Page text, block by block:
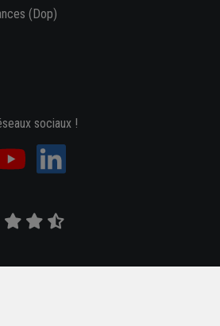
(Dop)
sociaux !